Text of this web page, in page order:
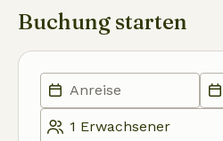
Buchung starten